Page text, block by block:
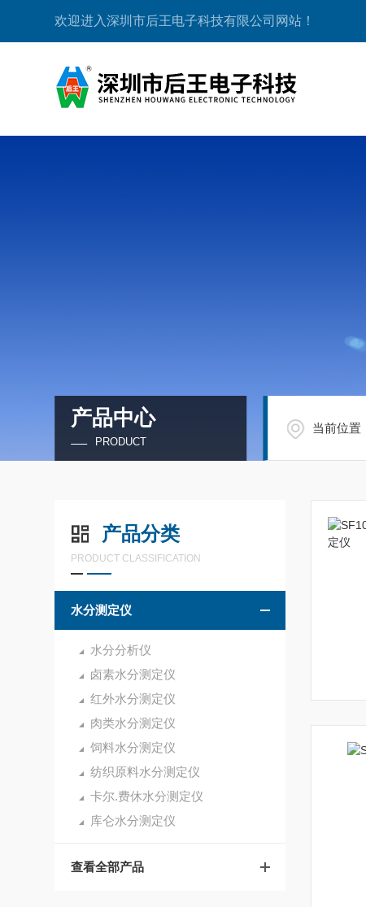
欢迎进入深圳市后王电子科技有限公司网站！
产品中心
PRODUCT
当前位置
产品分类
PRODUCT CLASSIFICATION
水分测定仪
水分分析仪
卤素水分测定仪
红外水分测定仪
肉类水分测定仪
饲料水分测定仪
纺织原料水分测定仪
卡尔.费休水分测定仪
库仑水分测定仪
查看全部产品